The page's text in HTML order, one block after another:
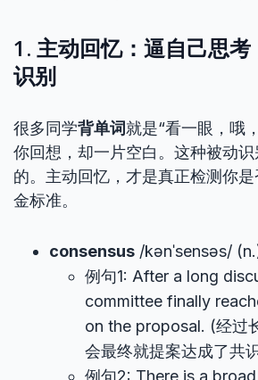
1. 主动回忆：逼自己思
识别
很多同学背单词就是“看一眼，哦
你回想，却一片空白。这种被动
的。主动回忆，才是真正检测你
金标准。
consensus /kənˈsensəs/
例句1: After a long
committee finally
on the proposal. (经过
会最终就提案达成了共
例句2: There is a